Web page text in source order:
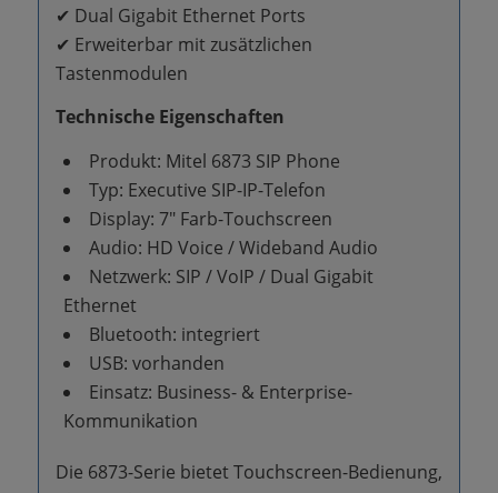
✔ Dual Gigabit Ethernet Ports
✔ Erweiterbar mit zusätzlichen
Tastenmodulen
Technische Eigenschaften
Produkt: Mitel 6873 SIP Phone
Typ: Executive SIP-IP-Telefon
Display: 7″ Farb-Touchscreen
Audio: HD Voice / Wideband Audio
Netzwerk: SIP / VoIP / Dual Gigabit
Ethernet
Bluetooth: integriert
USB: vorhanden
Einsatz: Business- & Enterprise-
Kommunikation
Die 6873-Serie bietet Touchscreen-Bedienung,